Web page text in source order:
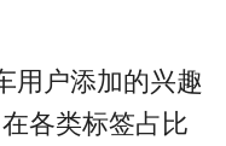
用户添加的兴趣
各类标签占比